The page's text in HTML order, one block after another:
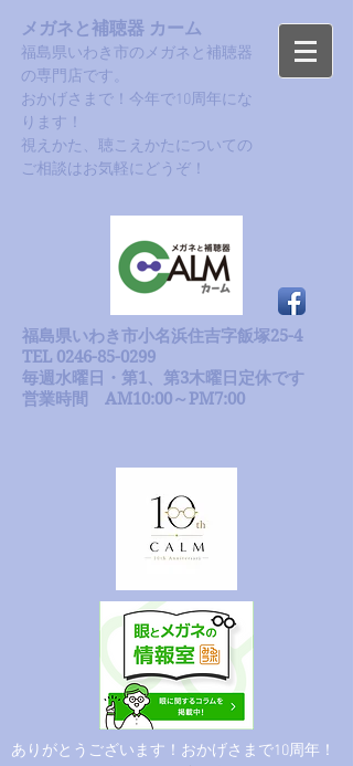
メガネと補聴器 カーム
福島県いわき市のメガネと補聴器
の専門店です。
おかげさまで！今年で10周年にな
ります！​
​視えかた、聴こえかたについての
ご相談はお気軽にどうぞ！
福島県いわき市小名浜住吉字飯塚25-4
TEL 0246-85-0299
毎週水曜日・第1、第3木曜日定休です
​営業時間 AM10:00～PM7:00
​ありがとうございます！おかげさまで10周年！